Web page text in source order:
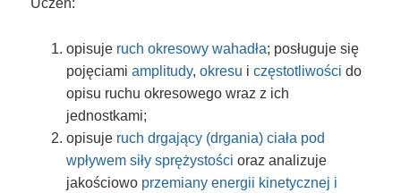
Uczeń:
opisuje ruch okresowy wahadła; posługuje się
pojęciamiamplitudy,okresu iczęstotliwości do
opisu ruchu okresowego wraz z ich
jednostkami;
opisuje ruch drgający (drgania) ciała pod
wpływem siły sprężystości oraz analizuje
jakościowo przemiany energii kinetycznej i